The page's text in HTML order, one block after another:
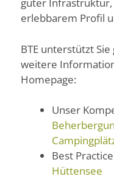
guter
erlebbarem Profil
BTE unterstützt
weitere
Homepage:
Unser
Best
Hüttensee